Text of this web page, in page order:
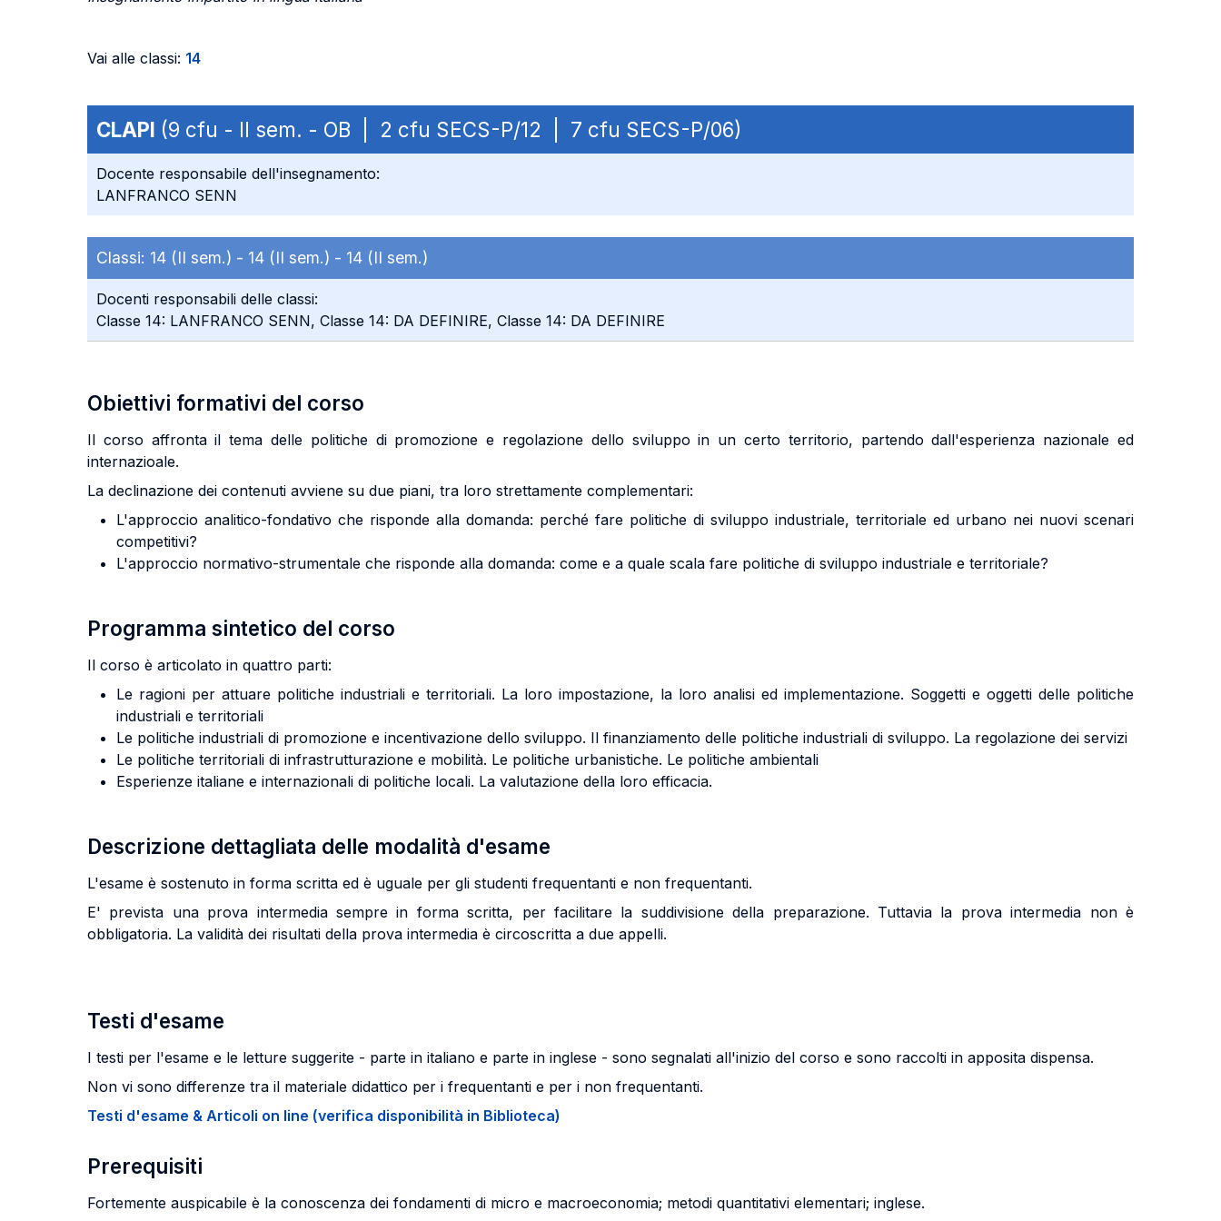
Vai alle classi: 14
CLAPI (9 cfu - II sem. - OB | 2 cfu SECS-P/12 | 7 cfu SECS-P/06)
Docente responsabile dell'insegnamento:
LANFRANCO SENN
Classi: 14 (II sem.) - 14 (II sem.) - 14 (II sem.)
Docenti responsabili delle classi:
Classe 14: LANFRANCO SENN, Classe 14: DA DEFINIRE, Classe 14: DA DEFINIRE
Obiettivi formativi del corso
Il corso affronta il tema delle politiche di promozione e regolazione dello sviluppo in un certo territorio, partendo dall'esperienza nazionale ed
internazioale.
La declinazione dei contenuti avviene su due piani, tra loro strettamente complementari:
L'approccio analitico-fondativo che risponde alla domanda: perché fare politiche di sviluppo industriale, territoriale ed urbano nei nuovi scenari
competitivi?
L'approccio normativo-strumentale che risponde alla domanda: come e a quale scala fare politiche di sviluppo industriale e territoriale?
Programma sintetico del corso
Il corso è articolato in quattro parti:
Le ragioni per attuare politiche industriali e territoriali. La loro impostazione, la loro analisi ed implementazione. Soggetti e oggetti delle politiche
industriali e territoriali
Le politiche industriali di promozione e incentivazione dello sviluppo. Il finanziamento delle politiche industriali di sviluppo. La regolazione dei servizi
Le politiche territoriali di infrastrutturazione e mobilità. Le politiche urbanistiche. Le politiche ambientali
Esperienze italiane e internazionali di politiche locali. La valutazione della loro efficacia.
Descrizione dettagliata delle modalità d'esame
L'esame è sostenuto in forma scritta ed è uguale per gli studenti frequentanti e non frequentanti.
E' prevista una prova intermedia sempre in forma scritta, per facilitare la suddivisione della preparazione. Tuttavia la prova intermedia non è
obbligatoria. La validità dei risultati della prova intermedia è circoscritta a due appelli.
Testi d'esame
I testi per l'esame e le letture suggerite - parte in italiano e parte in inglese - sono segnalati all'inizio del corso e sono raccolti in apposita dispensa.
Non vi sono differenze tra il materiale didattico per i frequentanti e per i non frequentanti.
Testi d'esame & Articoli on line (verifica disponibilità in Biblioteca)
Prerequisiti
Fortemente auspicabile è la conoscenza dei fondamenti di micro e macroeconomia; metodi quantitativi elementari; inglese.